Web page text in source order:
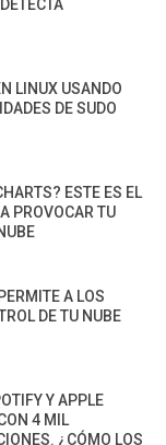
LINUX USANDO
DE SUDO
ESTE ES EL
PROVOCAR TU
A LOS
DE TU NUBE
Y APPLE
4 MIL
¿CÓMO LOS